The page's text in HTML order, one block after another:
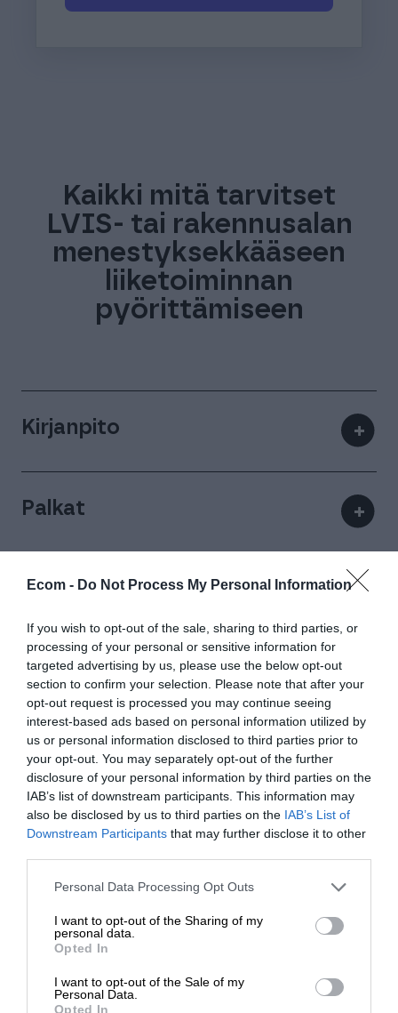
Ecom - Do Not Process My Personal Information
If you wish to opt-out of the sale, sharing to third parties, or
processing of your personal or sensitive information for
targeted advertising by us, please use the below opt-out
section to confirm your selection. Please note that after your
opt-out request is processed you may continue seeing
interest-based ads based on personal information utilized by
us or personal information disclosed to third parties prior to
your opt-out. You may separately opt-out of the further
disclosure of your personal information by third parties on the
IAB’s list of downstream participants. This information may
also be disclosed by us to third parties on the IAB’s List of
Downstream Participants that may further disclose it to other
Please note that this website/app uses one or more Google
not limited to your visit or usage behaviour. You may click to
grant or deny consent to Google and its third-party tags to
use your data for below specified purposes in below Google
consent section.
Personal Data Processing Opt Outs
I want to opt-out of the Sharing of my
personal data.
Opted In
I want to opt-out of the Sale of my
Personal Data.
Opted In
Kaikki mitä tarvitset
LVIS- tai rakennusalan
menestyksekkääseen
liiketoiminnan
pyörittämiseen
Kirjanpito +
Palkat +
Myynti- ja ostolaskut +
Työkulukirjaukset
Tuoterekisteri ja tukkureiden
hinnastot
+
Aikataulutus ja resursointi